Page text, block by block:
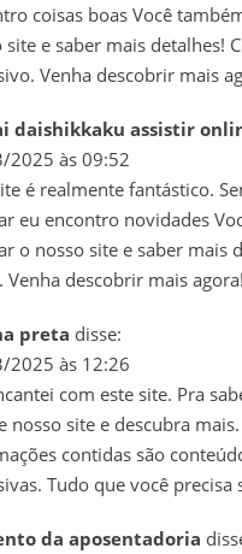
coisas boas Você
site e saber mais detalhes!
Venha descobrir mais
daishikkaku assistir
2025 às 09:52
é realmente fantástico.
eu encontro novidades
o nosso site e saber mais
Venha descobrir mais
preta disse:
2025 às 12:26
com este site. Pra
nosso site e descubra
contidas são
Tudo que você precisa
da aposentadoria